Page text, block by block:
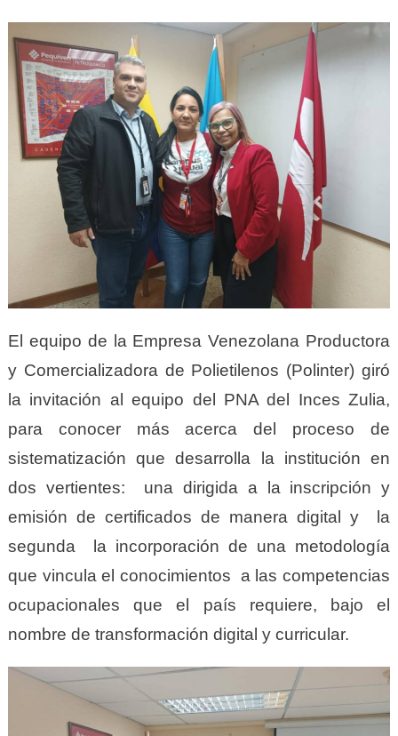
El equipo de la Empresa Venezolana Productora
y Comercializadora de Polietilenos (Polinter) giró
la invitación al equipo del PNA del Inces Zulia,
para conocer más acerca del proceso de
sistematización que desarrolla la institución en
dos vertientes: una dirigida a la inscripción y
emisión de certificados de manera digital y la
segunda la incorporación de una metodología
que vincula el conocimientos a las competencias
ocupacionales que el país requiere, bajo el
nombre de transformación digital y curricular.